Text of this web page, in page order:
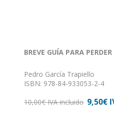
BREVE GUÍA PARA
Pedro García Trapiello
ISBN: 978-84-933053-2-4
Encuadernación: Rústica
10,00€ IVA incluido 9,50€